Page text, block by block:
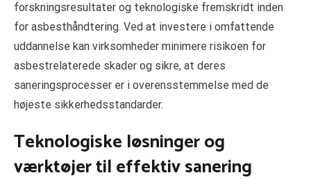
forskningsresultater og teknologiske fremskridt inden
for asbesthåndtering. Ved at investere i omfattende
uddannelse kan virksomheder minimere risikoen for
asbestrelaterede skader og sikre, at deres
saneringsprocesser er i overensstemmelse med de
højeste sikkerhedsstandarder.
Teknologiske løsninger og
værktøjer til effektiv sanering